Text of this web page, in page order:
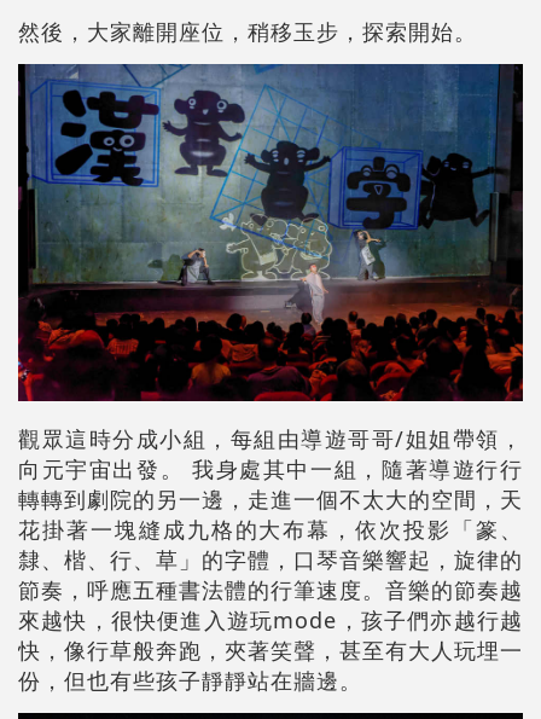
然後，大家離開座位，稍移玉步，探索開始。
觀眾這時分成小組，每組由導遊哥哥/姐姐帶領，
向元宇宙出發。 我身處其中一組，隨著導遊行行
轉轉到劇院的另一邊，走進一個不太大的空間，天
花掛著一塊縫成九格的大布幕，依次投影「篆、
隸、楷、行、草」的字體，口琴音樂響起，旋律的
節奏，呼應五種書法體的行筆速度。音樂的節奏越
來越快，很快便進入遊玩mode，孩子們亦越行越
快，像行草般奔跑，夾著笑聲，甚至有大人玩埋一
份，但也有些孩子靜靜站在牆邊。